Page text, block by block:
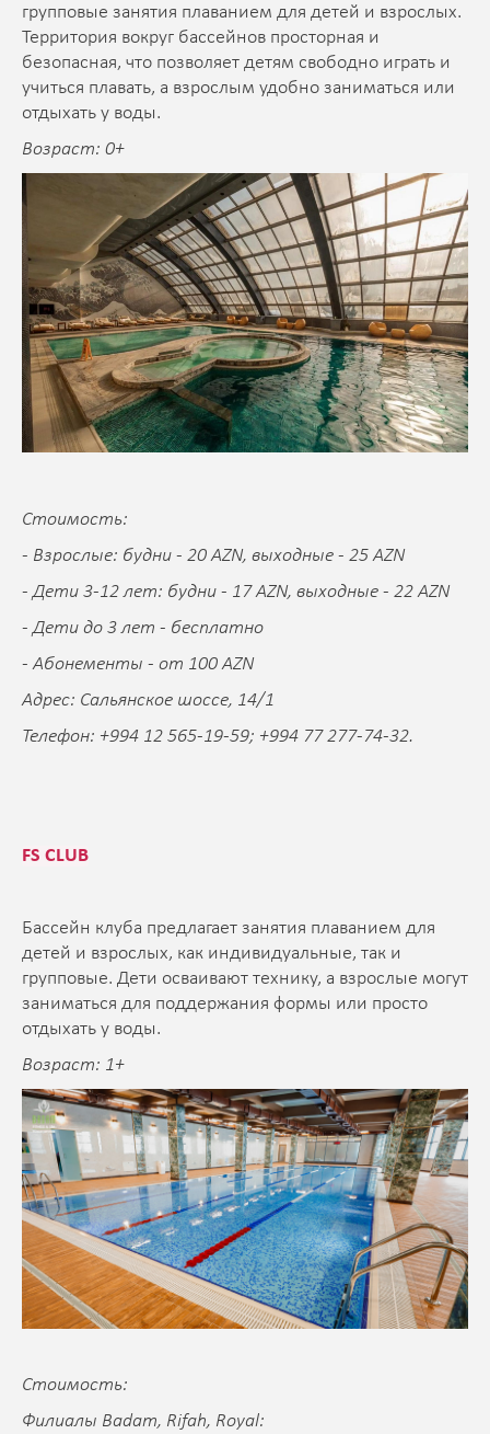
групповые занятия плаванием для детей и взрослых.
Территория вокруг бассейнов просторная и
безопасная, что позволяет детям свободно играть и
учиться плавать, а взрослым удобно заниматься или
отдыхать у воды.
Возраст: 0+
Стоимость:
- Взрослые: будни - 20 AZN, выходные - 25 AZN
- Дети 3-12 лет: будни - 17 AZN, выходные - 22 AZN
- Дети до 3 лет - бесплатно
- Абонементы - от 100 AZN
Адрес: Сальянское шоссе, 14/1
Телефон: +994 12 565-19-59; +994 77 277-74-32.
FS CLUB
Бассейн клуба предлагает занятия плаванием для
детей и взрослых, как индивидуальные, так и
групповые. Дети осваивают технику, а взрослые могут
заниматься для поддержания формы или просто
отдыхать у воды.
Возраст: 1+
Стоимость:
Филиалы Badam, Rifah, Royal: